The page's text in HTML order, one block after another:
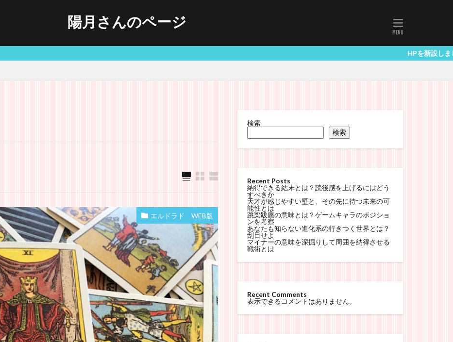
陽月さんのページ
HPを新設しました twitterでも情報を
エルドラド WEB版
検索
検索
Recent Posts
納得できる結末とは？読後感を上げるにはどう
すべきか
天才が感じやすい壁と、その先に待つ未来の可
能性とは
跳梁跋扈の意味とは？ゲームキャラのポジショ
ンを考察
あなたも知らない進化系の行きつく世界とは？
刮目せよ
マイナーの意味を深掘りして周囲を納得させる
戦術とは
Recent Comments
表示できるコメントはありません。